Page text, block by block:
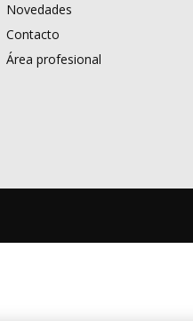
Novedades
Contacto
Área profesional